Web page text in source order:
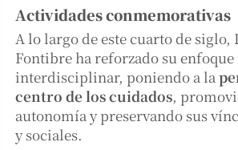
Actividades conmemorativas
A lo largo de este cuarto de siglo,
Fontibre ha reforzado su
interdisciplinar, poniendo a la
centro de los cuidados,
autonomía y preservando sus
y sociales.